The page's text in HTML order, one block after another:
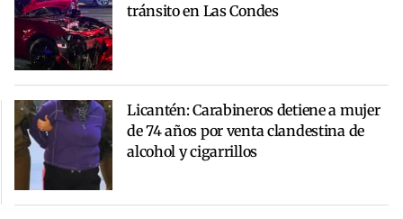
tránsito en Las Condes
Licantén: Carabineros detiene a mujer
de 74 años por venta clandestina de
alcohol y cigarrillos